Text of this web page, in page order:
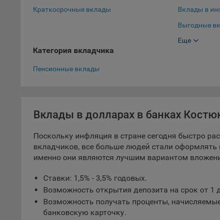
5.1.
может
9.2.
Краткосрочные вклады
Вклады в
Выгодные
Выгодные
Еще
Категория вкладчика
Пенсионные вклады
Вклады в долларах в банках
Поскольку инфляция в стране сегодня быстро
вкладчиков, все больше людей стали
именно они являются лучшим вариантом
Ставки: 1,5% - 3,5% годовых.
Возможность открытия депозита на срок от 1
Возможность получать проценты,
банковскую карточку.